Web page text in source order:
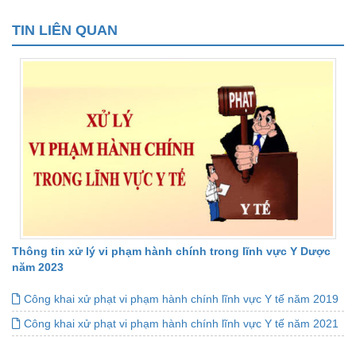
TIN LIÊN QUAN
Thông tin xử lý vi phạm hành chính trong lĩnh vực Y Dược
năm 2023
Công khai xử phạt vi phạm hành chính lĩnh vực Y tế năm 2019
Công khai xử phạt vi phạm hành chính lĩnh vực Y tế năm 2021